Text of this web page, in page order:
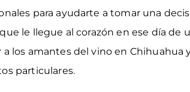
para ayudarte a tomar una
le llegue al corazón en ese día de
a los amantes del vino en Chihuahua
particulares.